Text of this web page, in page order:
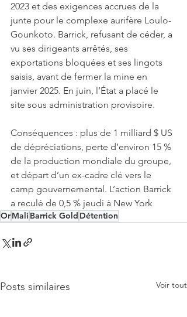
2023 et des exigences accrues de la
junte pour le complexe aurifère Loulo-
Gounkoto. Barrick, refusant de céder, a
vu ses dirigeants arrêtés, ses
exportations bloquées et ses lingots
saisis, avant de fermer la mine en
janvier 2025. En juin, l’État a placé le
site sous administration provisoire.
Conséquences : plus de 1 milliard $ US
de dépréciations, perte d’environ 15 %
de la production mondiale du groupe,
et départ d’un ex-cadre clé vers le
camp gouvernemental. L’action Barrick
a reculé de 0,5 % jeudi à New York
OrMali Barrick Gold Détention
Posts similaires Voir tout